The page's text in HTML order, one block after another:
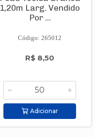
1,20m Larg. Vendido
Por ...
Código: 265012
R$ 8,50
Adicionar